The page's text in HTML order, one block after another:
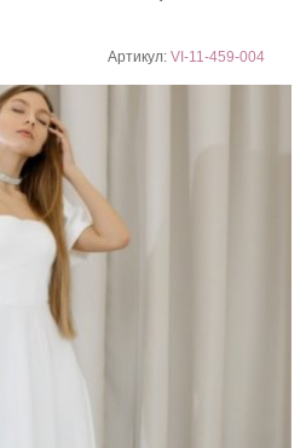
Артикул:VI-11-459-004